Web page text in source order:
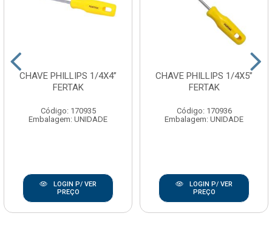
CHAVE PHILLIPS 1/4X4”
FERTAK
Código: 170935
Embalagem: UNIDADE
LOGIN P/ VER
PREÇO
CHAVE PHILLIPS 1/4X5”
FERTAK
Código: 170936
Embalagem: UNIDADE
LOGIN P/ VER
PREÇO